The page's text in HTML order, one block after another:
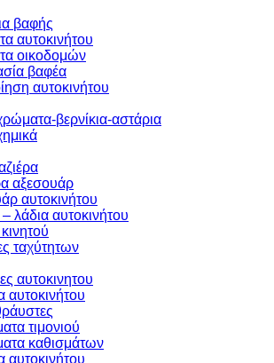
βαφής
αυτοκινήτου
οικοδομών
βαφέα
αυτοκινήτου
βερνίκια-αστάρια
αξεσουάρ
αυτοκινήτου
λάδια αυτοκινήτου
ταχύτητων
αυτοκινητου
αυτοκινήτου
τιμονιού
καθισμάτων
αυτοκινήτου